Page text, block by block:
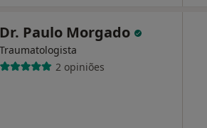
Dr. Paulo Morgado
Traumatologista
2 opiniões